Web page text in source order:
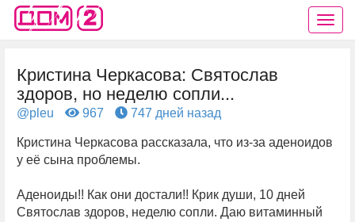
Кристина Черкасова: Святослав
здоров, но неделю сопли...
@pleu 967 747 дней назад
Кристина Черкасова рассказала, что из-за аденоидов
у её сына проблемы.
Аденоиды!! Как они достали!! Крик души, 10 дней
Святослав здоров, неделю сопли. Даю витаминный